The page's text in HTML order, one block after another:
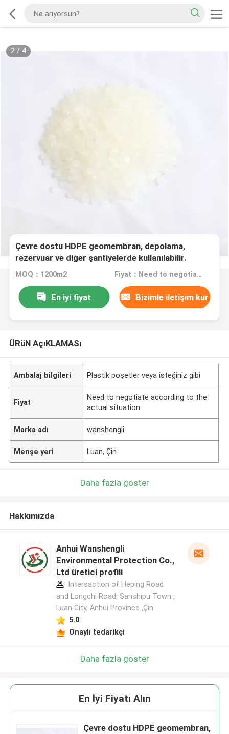
2/ 4
Çevre dostu HDPE geomembran, depolama,
rezervuar ve diğer şantiyelerde kullanılabilir.
MOQ：1200m2 Fiyat：Need to negotiate according to the actual situation
En iyi fiyat Bizimle iletişim kur
ÜRüN AçıKLAMASı
Ambalaj bilgileri Plastik poşetler veya isteğiniz gibi
Fiyat
Need to negotiate according to the
actual situation
Marka adı wanshengli
Menşe yeri Luan, Çin
Daha fazla göster
Hakkımızda
Anhui Wanshengli
Environmental Protection Co.,
Ltd üretici profili
Intersaction of Heping Road
and Longchi Road, Sanshipu Town ,
Luan City, Anhui Province ,Çin
5.0
Onaylı tedarikçi
Daha fazla göster
En İyi Fiyatı Alın
Çevre dostu HDPE geomembran,